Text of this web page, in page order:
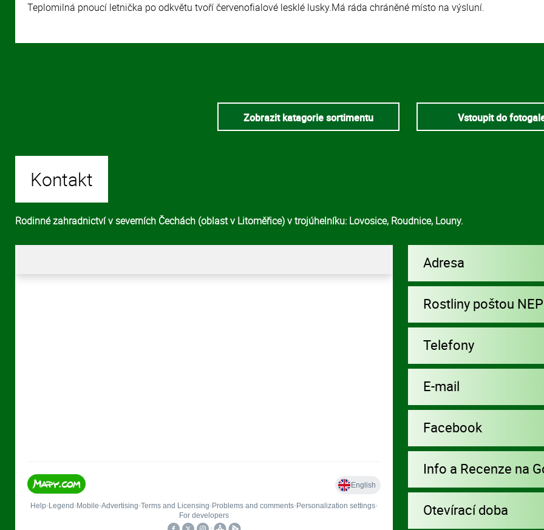
Teplomilná pnoucí letnička po odkvětu tvoří červenofialové lesklé lusky.Má ráda chráněné místo na výsluní.
Zobrazit katagorie sortimentu Vstoupit do
Kontakt
Rodinné zahradnictví v severních Čechách (oblast v Litoměřice) v trojúhelníku: Lovosice, Roudnice, Louny.
Adresa
Rostliny poštou
Telefony
E-mail
Facebook
Info a Recenze na
Otevírací doba